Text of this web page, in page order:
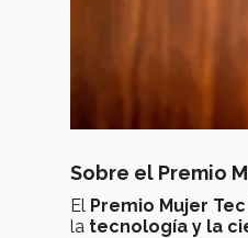
Sobre el Premio
El Premio Mujer Tec
la tecnología y la